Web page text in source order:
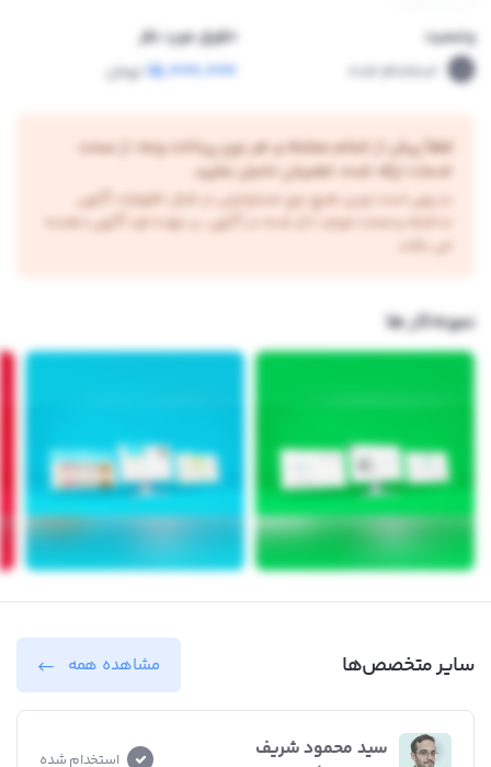
وضعیت
استخدام شده
حقوق مورد نظر
15,000,000 تومان
لطفاً پیش از انجام معامله و هر نوع پرداخت وجه، از صحت
خدمات ارائه شده، اطمینان حاصل نمایید.
بدیهی است نوین هیچ نوع مسئولیتی در قبال اظهارات آگهی
نداشته و صحت موارد ذکر شده در آگهی، بر عهده فرد آگهی دهنده
می باشد.
نمونه‌کار ها
سایر متخصص‌ها مشاهده همه
سید محمود شریف استخدام شده